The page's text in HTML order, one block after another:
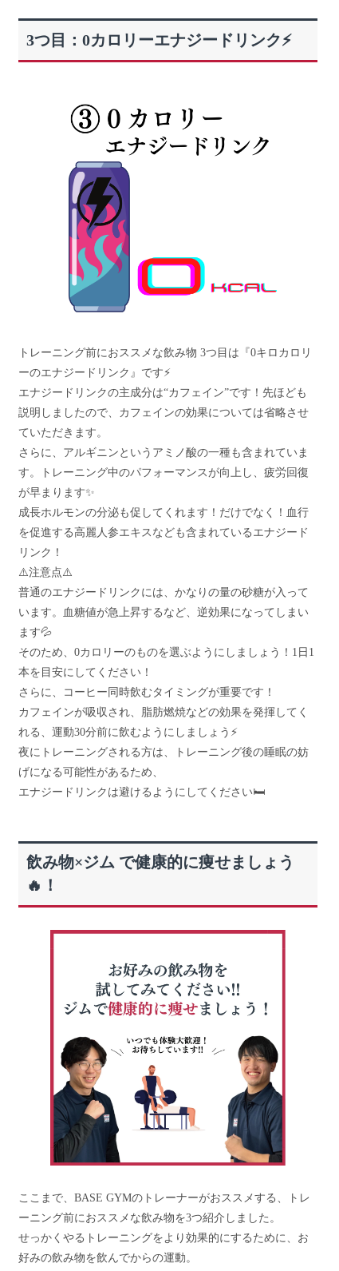
3つ目：0カロリーエナジードリンク⚡
トレーニング前におススメな飲み物 3つ目は『0キロカロリ
ーのエナジードリンク』です⚡
エナジードリンクの主成分は“カフェイン”です！先ほども
説明しましたので、カフェインの効果については省略させ
ていただきます。
さらに、アルギニンというアミノ酸の一種も含まれていま
す。トレーニング中のパフォーマンスが向上し、疲労回復
が早まります✨
成長ホルモンの分泌も促してくれます！だけでなく！血行
を促進する高麗人参エキスなども含まれているエナジード
リンク！
⚠️注意点⚠️
普通のエナジードリンクには、かなりの量の砂糖が入って
います。血糖値が急上昇するなど、逆効果になってしまい
ます💦
そのため、0カロリーのものを選ぶようにしましょう！1日1
本を目安にしてください！
さらに、コーヒー同時飲むタイミングが重要です！
カフェインが吸収され、脂肪燃焼などの効果を発揮してく
れる、運動30分前に飲むようにしましょう⚡
夜にトレーニングされる方は、トレーニング後の睡眠の妨
げになる可能性があるため、
エナジードリンクは避けるようにしてください🛏️
飲み物×ジム で健康的に痩せましょう
🔥！
ここまで、BASE GYMのトレーナーがおススメする、トレ
ーニング前におススメな飲み物を3つ紹介しました。
せっかくやるトレーニングをより効果的にするために、お
好みの飲み物を飲んでからの運動。